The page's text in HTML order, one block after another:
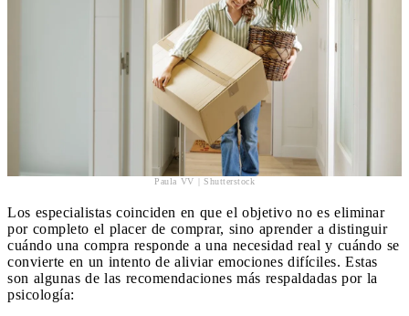
Paula VV | Shutterstock
Los especialistas coinciden en que el objetivo no es eliminar
por completo el placer de comprar, sino aprender a distinguir
cuándo una compra responde a una necesidad real y cuándo se
convierte en un intento de aliviar emociones difíciles. Estas
son algunas de las recomendaciones más respaldadas por la
psicología: